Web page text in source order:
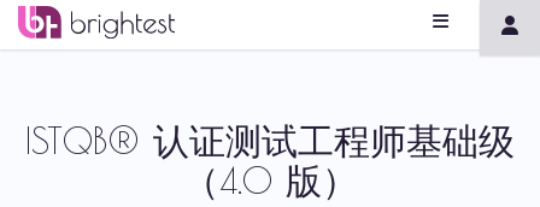
ISTQB® 认证测试工程师基础级
（4.0 版）